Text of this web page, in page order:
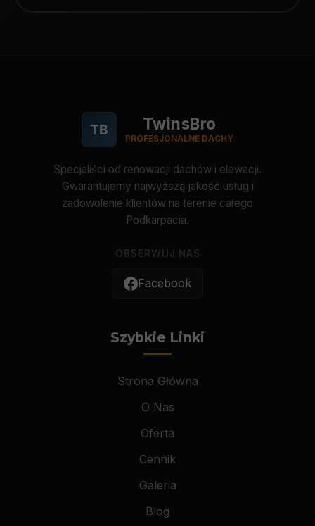
TB TwinsBro
PROFESJONALNE DACHY
Specjaliści od renowacji dachów i elewacji.
Gwarantujemy najwyższą jakość usług i
zadowolenie klientów na terenie całego
Podkarpacia.
OBSERWUJ NAS
Facebook
Szybkie Linki
Strona Główna
O Nas
Oferta
Cennik
Galeria
Blog